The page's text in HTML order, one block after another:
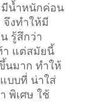
มีน้ำหนักค่อน
งทำให้มี
รู้สึกว่า
า แต่สมัยนี้
นมาก ทำให้
บบที่ น่าใส่
พิเศษ ใช้